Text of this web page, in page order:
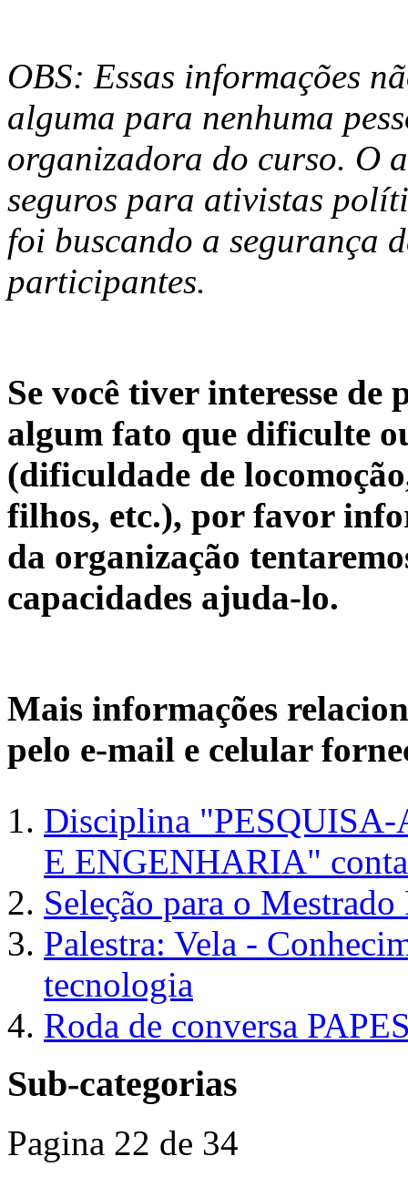
OBS: Essas informações
alguma para nenhuma
organizadora do curso. O
seguros para ativistas
foi buscando a segurança
participantes.
Se você tiver interesse
algum fato que dificulte
(dificuldade de
filhos, etc.), por favor
da organização
capacidades ajuda-lo.
Mais informações
pelo e-mail e celular
Disciplina
E ENGENHARIA"
Seleção para o
Palestra: Vela -
tecnologia
Roda de conversa
Sub-categorias
Pagina 22 de 34